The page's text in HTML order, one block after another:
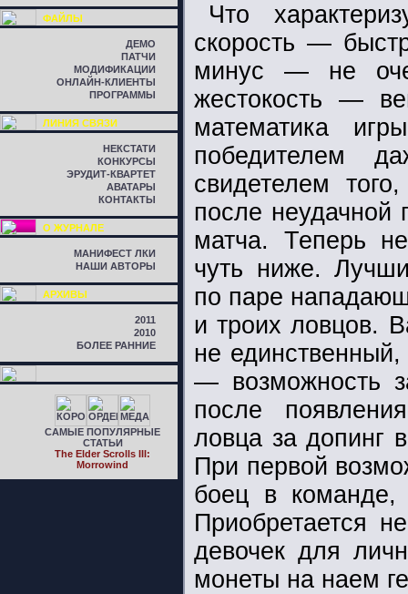
ФАЙЛЫ
ДЕМО
ПАТЧИ
МОДИФИКАЦИИ
ОНЛАЙН-КЛИЕНТЫ
ПРОГРАММЫ
ЛИНИЯ СВЯЗИ
НЕКСТАТИ
КОНКУРСЫ
ЭРУДИТ-КВАРТЕТ
АВАТАРЫ
КОНТАКТЫ
О ЖУРНАЛЕ
МАНИФЕСТ ЛКИ
НАШИ АВТОРЫ
АРХИВЫ
2011
2010
БОЛЕЕ РАННИЕ
САМЫЕ ПОПУЛЯРНЫЕ
СТАТЬИ
The Elder Scrolls III:
Morrowind
Что
скорость —
минус — не
жестокость —
математика
победителем
свидетелем
после неудачной
матча. Теперь
чуть ниже.
по паре
и троих ловцов.
не
— возможность
после
ловца за допинг
При первой
боец в команде,
Приобретается
девочек для
монеты на наем